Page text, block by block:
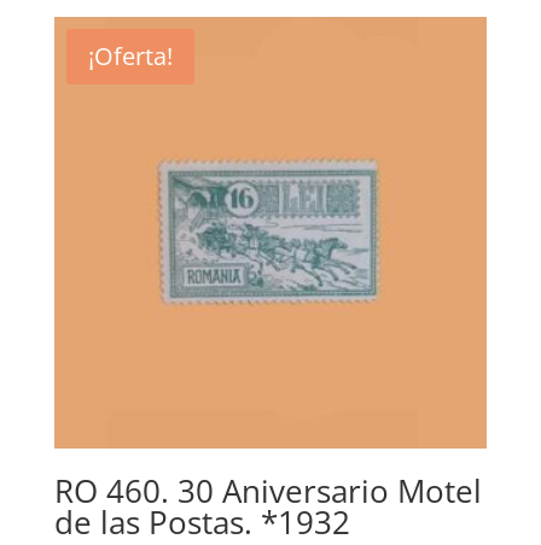
¡Oferta!
RO 460. 30 Aniversario Motel
de las Postas. *1932